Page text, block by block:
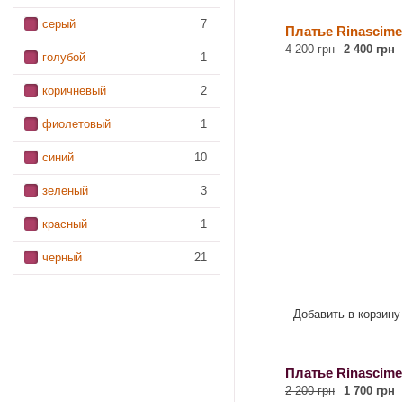
серый 7
голубой 1
коричневый 2
фиолетовый 1
синий 10
зеленый 3
красный 1
черный 21
Платье
4 200 грн 2 400 грн
Добавить в корзину
Платье
2 200 грн 1 700 грн